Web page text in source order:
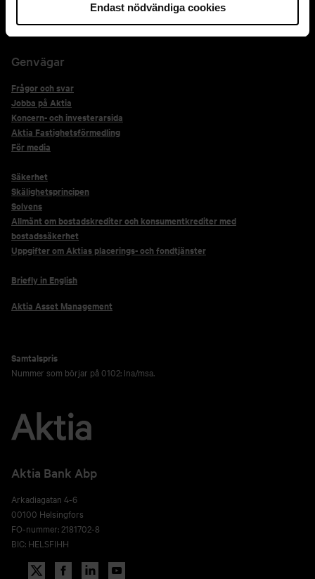
Endast nödvändiga cookies
*Kortsäkerhetstjänstens kontakter för kortinnehavare på +358 800 0 2476,
ring endast detta nummer ifall det efterfrågas.
Genvägar
Frågor och svar
Jobba på Aktia
Koncern- och investerarsida
Aktia Fastighetsförmedling
För media
Säkerhet
Skälighetsprincipen
Solvens
Allmänt om bostadskrediter och konsumentkrediter med
bostadssäkerhet
Uppgifter om Aktias placerings- och fondtjänster
Briefly in English
Aktia Asset Management
Samtalspris
Nummer som börjar på 0102: lna/msa.
Aktia Bank Abp
Arkadiagatan 4-6
00100 Helsingfors
FO-nummer: 2181702-8
BIC: HELSFIHH